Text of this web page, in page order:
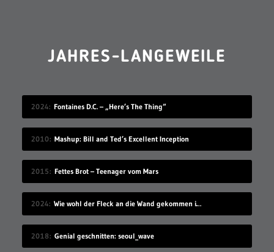
JAHRES-LANGEWEILE
2024 Fontaines D.C. – „Here’s The Thing“
2010 Mashup: Bill and Ted’s Excellent Inception
2015 Fettes Brot – Teenager vom Mars
2024 Wie wohl der Fleck an die Wand gekommen ist?
2018 Genial geschnitten: seoul_wave